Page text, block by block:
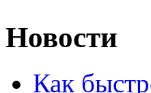
Новости
Как